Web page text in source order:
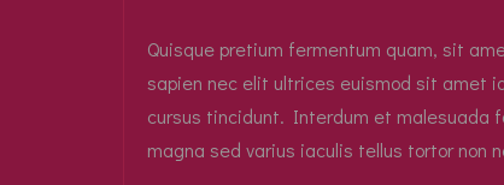
Quisque pretium fermentum quam, sit
sapien nec elit ultrices euismod sit amet
cursus tincidunt. Interdum et malesuada
magna sed varius iaculis tellus tortor non